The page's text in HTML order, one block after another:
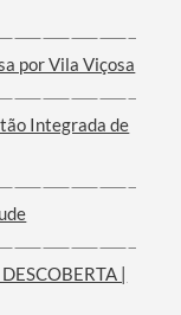
por Vila Viçosa
Integrada de
|